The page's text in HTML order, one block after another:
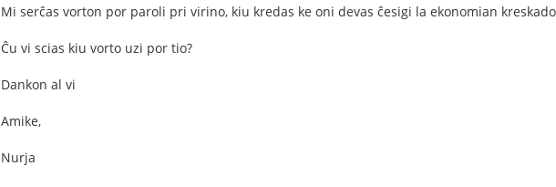
Mi serĉas vorton por paroli pri virino, kiu kredas ke oni devas ĉesigi la ekonomian
Ĉu vi scias kiu vorto uzi por tio?
Dankon al vi
Amike,
Nurja